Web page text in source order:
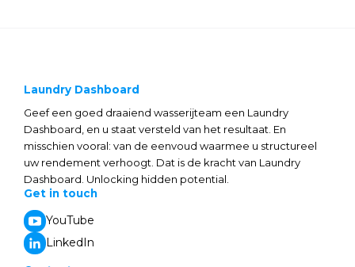
Laundry Dashboard
Geef een goed draaiend wasserijteam een Laundry
Dashboard, en u staat versteld van het resultaat. En
misschien vooral: van de eenvoud waarmee u structureel
uw rendement verhoogt. Dat is de kracht van Laundry
Dashboard. Unlocking hidden potential.
Get in touch
YouTube
LinkedIn